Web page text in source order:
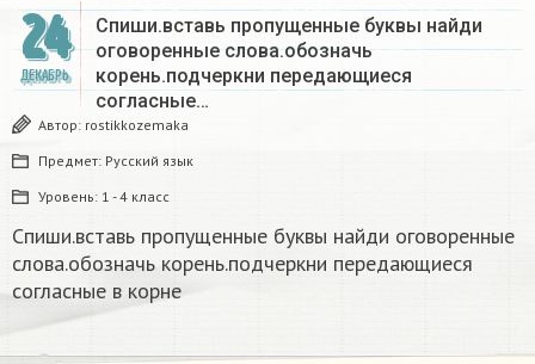
24
ДЕКАБРЬ
Спиши.вставь пропущенные буквы найди
оговоренные слова.обозначь
корень.подчеркни передающиеся
согласные…
Автор: rostikkozemaka
Предмет: Русский язык
Уровень: 1 - 4 класс
Спиши.вставь пропущенные буквы найди оговоренные
слова.обозначь корень.подчеркни передающиеся
согласные в корне